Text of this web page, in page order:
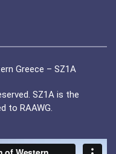
Greece – SZ1A
SZ1A is the
to RAAWG.